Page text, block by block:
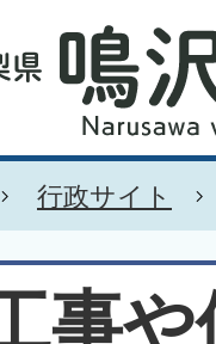
行政サイト
事